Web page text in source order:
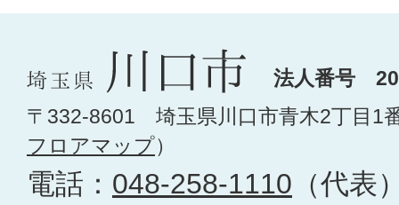
法人番号
〒332-8601 埼玉県川口市青木2丁目1
フロアマップ）
電話： 048-258-1110 （代表